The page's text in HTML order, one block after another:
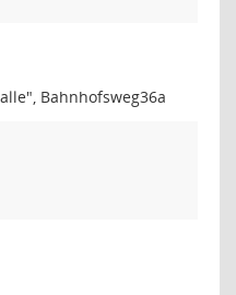
Bahnhofsweg36a